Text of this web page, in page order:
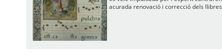
acurada renovació i correcció dels